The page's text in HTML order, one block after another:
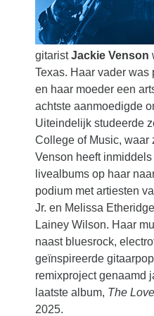
gitaristJackie Venson
Texas. Haar vader
en haar moeder een
achtste aanmoedigde
Uiteindelijk studeerde
College of Music, waar
Venson heeft
livealbums op haar
podium met artiesten
Jr. en Melissa
Lainey Wilson. Haar
naast bluesrock,
geïnspireerde
remixproject genaamd
laatste album, The
2025.